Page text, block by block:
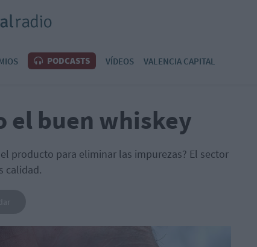
PODCASTS VÍDEOS VALENCIA CAPITAL
el buen whiskey
producto para eliminar las impurezas? El sector
calidad.